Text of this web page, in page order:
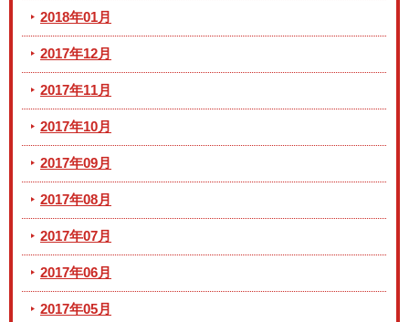
2018年01月
2017年12月
2017年11月
2017年10月
2017年09月
2017年08月
2017年07月
2017年06月
2017年05月